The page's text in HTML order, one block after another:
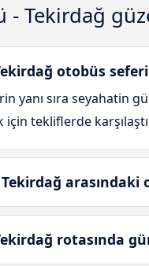
- Tekirdağ
otobüs
yanı sıra seyahatin
tekliflerde
rotasında